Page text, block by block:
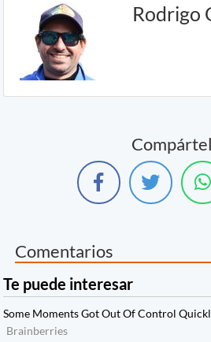
Rodrigo
Comentarios